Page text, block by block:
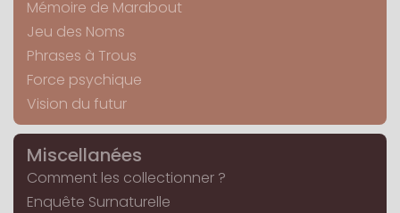
Mémoire de Marabout
Jeu des Noms
Phrases à Trous
Force psychique
Vision du futur
Miscellanées
Comment les collectionner ?
Enquête Surnaturelle